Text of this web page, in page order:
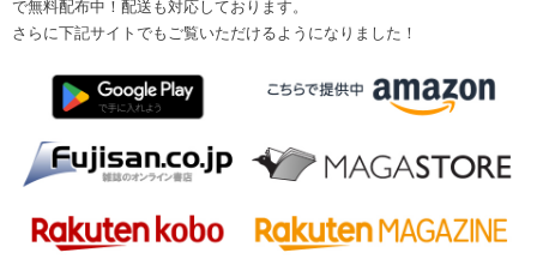
で無料配布中！配送も対応しております。
さらに下記サイトでもご覧いただけるようになりました！